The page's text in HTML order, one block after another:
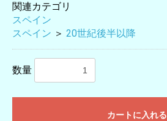
関連カテゴリ
スペイン
スペイン ＞ 20世紀後半以降
数量
カートに入れる